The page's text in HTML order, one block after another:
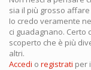
sia il più grosso
Io credo veramente
ci guadagnano. Certo
scoperto che è più
altri.
Accedi o registrati per